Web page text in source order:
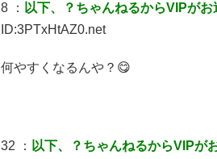
8 ： 以下、？ちゃんねるからVIPが
ID:3PTxHtAZ0.net
何やすくなるんや？😋
32 ： 以下、？ちゃんねるからVIPが